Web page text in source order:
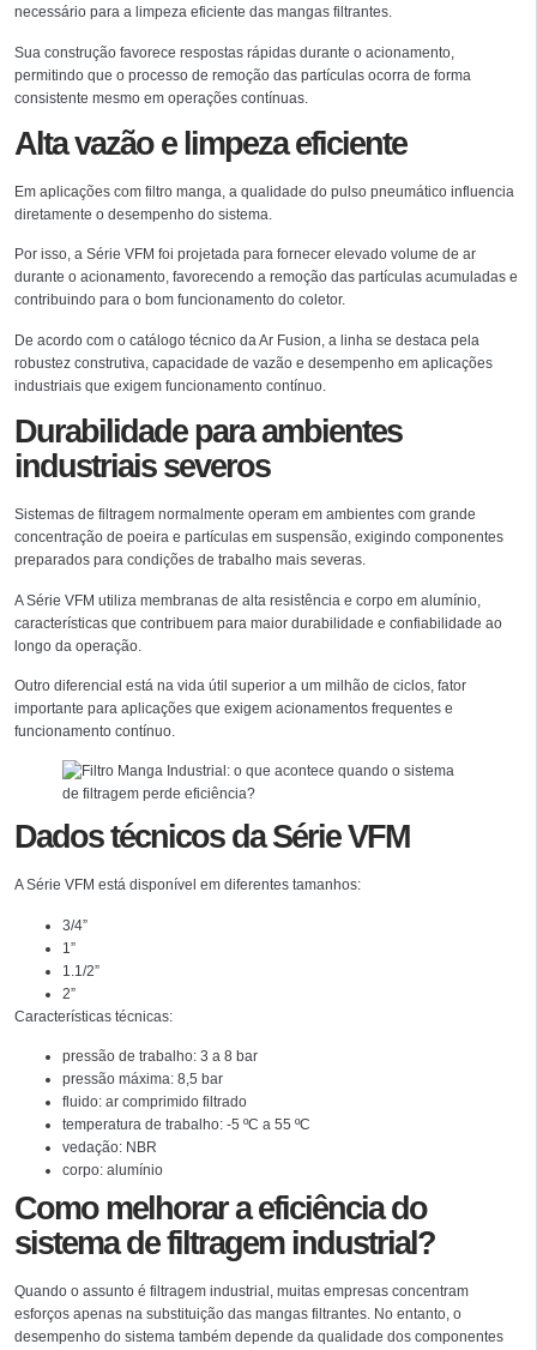
necessário para a limpeza eficiente das mangas filtrantes.
Sua construção favorece respostas rápidas durante o acionamento,
permitindo que o processo de remoção das partículas ocorra de forma
consistente mesmo em operações contínuas.
Alta vazão e limpeza eficiente
Em aplicações com filtro manga, a qualidade do pulso pneumático influencia
diretamente o desempenho do sistema.
Por isso, a Série VFM foi projetada para fornecer elevado volume de ar
durante o acionamento, favorecendo a remoção das partículas acumuladas e
contribuindo para o bom funcionamento do coletor.
De acordo com o catálogo técnico da Ar Fusion, a linha se destaca pela
robustez construtiva, capacidade de vazão e desempenho em aplicações
industriais que exigem funcionamento contínuo.
Durabilidade para ambientes
industriais severos
Sistemas de filtragem normalmente operam em ambientes com grande
concentração de poeira e partículas em suspensão, exigindo componentes
preparados para condições de trabalho mais severas.
A Série VFM utiliza membranas de alta resistência e corpo em alumínio,
características que contribuem para maior durabilidade e confiabilidade ao
longo da operação.
Outro diferencial está na vida útil superior a um milhão de ciclos, fator
importante para aplicações que exigem acionamentos frequentes e
funcionamento contínuo.
Dados técnicos da Série VFM
A Série VFM está disponível em diferentes tamanhos:
3/4”
1”
1.1/2”
2”
Características técnicas:
pressão de trabalho: 3 a 8 bar
pressão máxima: 8,5 bar
fluido: ar comprimido filtrado
temperatura de trabalho: -5 ºC a 55 ºC
vedação: NBR
corpo: alumínio
Como melhorar a eficiência do
sistema de filtragem industrial?
Quando o assunto é filtragem industrial, muitas empresas concentram
esforços apenas na substituição das mangas filtrantes. No entanto, o
desempenho do sistema também depende da qualidade dos componentes